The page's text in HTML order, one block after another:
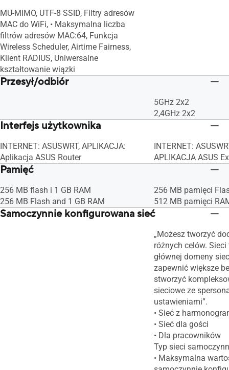
MU-MIMO, UTF-8 SSID, Filtry adresów
MAC do WiFi, • Maksymalna liczba
filtrów adresów MAC:64, Funkcja
Wireless Scheduler, Airtime Fairness,
Klient RADIUS, Uniwersalne
kształtowanie wiązki
Przesył/odbiór
5GHz 2x2
2,4GHz 2x2
Interfejs użytkownika
INTERNET: ASUSWRT, APLIKACJA:
Aplikacja ASUS Router
INTERNET:
APLIKACJA ASUS
Pamięć
256 MB flash i 1 GB RAM
256 MB Flash and 1 GB RAM
256 MB pamięci
512 MB pamięci
Samoczynnie konfigurowana sieć
„Możesz tworzyć
różnych celów.
głównej domeny
zapewnić większe
stworzyć
sieciowe ze
ustawieniami”.
• Sieć z
• Sieć dla gości
• Dla pracowników
Typ sieci
• Maksymalna